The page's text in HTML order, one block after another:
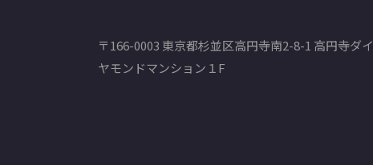
〒166-0003 東京都杉並区高円寺南2-8-1 高円寺ダイ
ヤモンドマンション１F